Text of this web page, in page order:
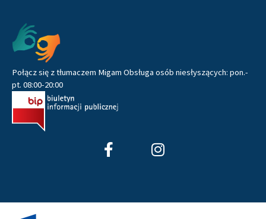
Pozostałe
Połącz się z tłumaczem Migam Obsługa osób niesłyszących: pon.-
pt. 08:00-20:00
F
a
I
n